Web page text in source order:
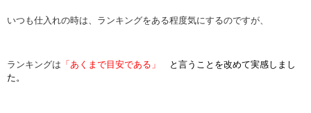
いつも仕入れの時は、ランキングをある程度気にするのですが、
ランキングは 「あくまで目安である」
と言うことを改めて実感しまし
た。